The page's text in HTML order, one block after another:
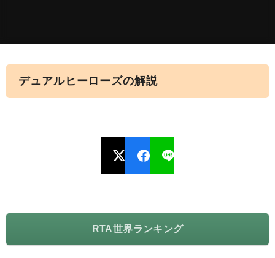
デュアルヒーローズの解説
RTA世界ランキング